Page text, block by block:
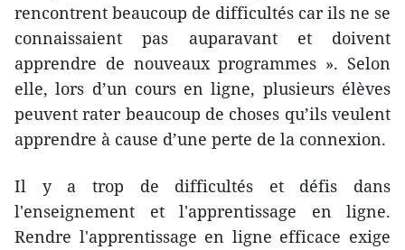
rencontrent beaucoup de difficultés car ils ne se
connaissaient pas auparavant et doivent
apprendre de nouveaux programmes ». Selon
elle, lors d’un cours en ligne, plusieurs élèves
peuvent rater beaucoup de choses qu’ils veulent
apprendre à cause d’une perte de la connexion.
Il y a trop de difficultés et défis dans
l'enseignement et l'apprentissage en ligne.
Rendre l'apprentissage en ligne efficace exige